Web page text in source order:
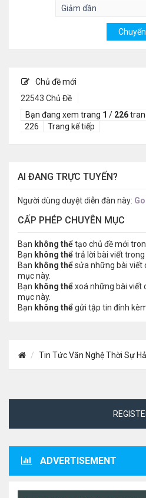
Chủ đề mới
22543 Chủ Đề
Bạn đang xem trang 1 / 226
226
Trang kế tiếp
AI ĐANG TRỰC TUYẾN?
Người dùng duyệt diễn đàn này:
CẤP PHÉP CHUYÊN MỤC
Bạn không thểtạo chủ đề mới
Bạn không thểtrả lời bài viết
Bạn không thểsửa những bài viết
mục này.
Bạn không thểxoá những bài viết
mục này.
Bạn không thểgửi tập tin đính
Tin Tức Văn Nghệ Thời Sự
ADVERTISEMENT